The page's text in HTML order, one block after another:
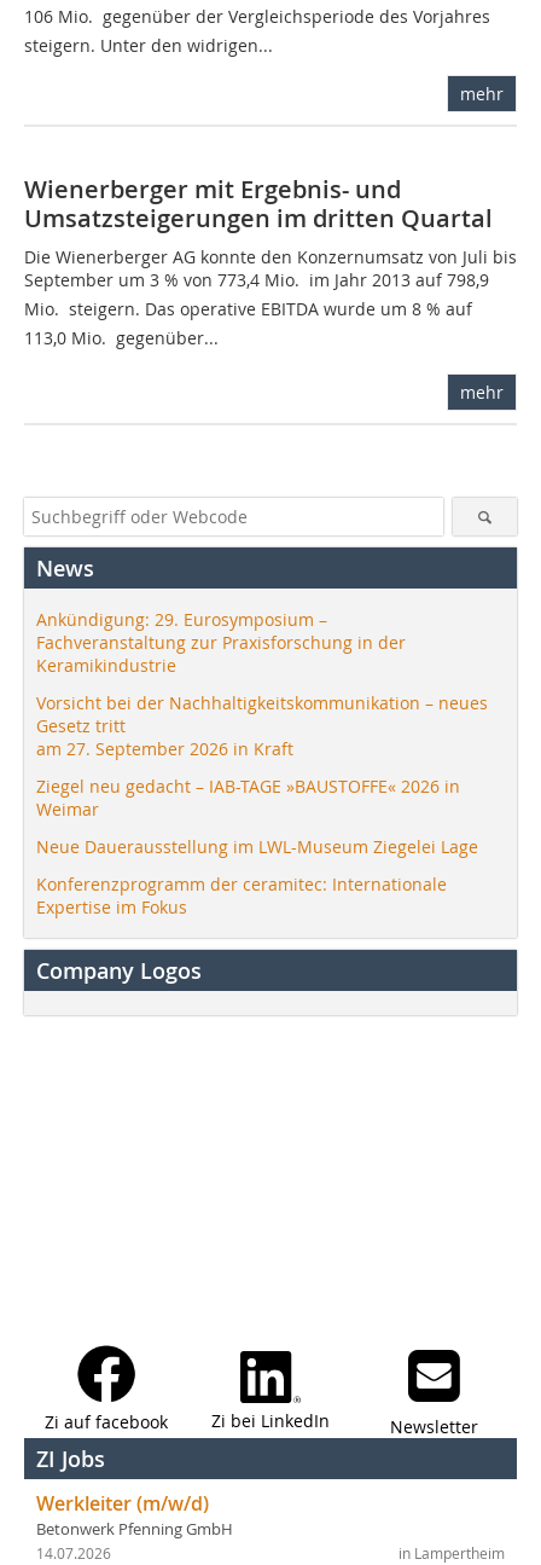
106 Mio.  gegenüber der Vergleichsperiode des Vorjahres
steigern. Unter den widrigen...
mehr
Wienerberger mit Ergebnis- und
Umsatzsteigerungen im dritten Quartal
Die Wienerberger AG konnte den Konzernumsatz von Juli bis
September um 3 % von 773,4 Mio.  im Jahr 2013 auf 798,9
Mio.  steigern. Das operative EBITDA wurde um 8 % auf
113,0 Mio.  gegenüber...
mehr
News
Ankündigung: 29. Eurosymposium –
Fachveranstaltung zur Praxisforschung in der
Keramikindustrie
Vorsicht bei der Nachhaltigkeitskommunikation – neues
Gesetz tritt
am 27. September 2026 in Kraft
Ziegel neu gedacht – IAB-TAGE »BAUSTOFFE« 2026 in
Weimar
Neue Dauerausstellung im LWL-Museum Ziegelei Lage
Konferenzprogramm der ceramitec: Internationale
Expertise im Fokus
Company Logos
Zi auf facebook Zi bei LinkedIn Newsletter
ZI Jobs
Werkleiter (m/w/d)
Betonwerk Pfenning GmbH
in Lampertheim
14.07.2026